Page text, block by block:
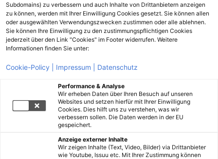
Subdomains) zu verbessern und auch Inhalte von Drittanbietern anzeigen
zu können, werden mit Ihrer Einwilligung Cookies gesetzt. Sie können allen
oder ausgewählten Verwendungszwecken zustimmen oder alle ablehnen.
Sie können Ihre Einwilligung zu den zustimmungspflichtigen Cookies
jederzeit über den Link "Cookies" im Footer widerrufen. Weitere
Informationen finden Sie unter:
Cookie-Policy | Impressum | Datenschutz
Performance & Analyse
Wir erheben Daten über Ihren Besuch auf unseren
Websites und setzen hierfür mit Ihrer Einwilligung
Cookies. Dies hilft uns zu verstehen, was wir
verbessern sollen. Die Daten werden in der EU
gespeichert.
Anzeige externer Inhalte
Wir zeigen Inhalte (Text, Video, Bilder) via Drittanbieter
wie Youtube, Issuu etc. Mit Ihrer Zustimmung können